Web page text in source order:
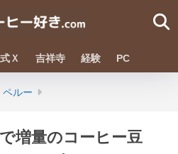
Ｘ 吉祥寺 経験 PC
ペルー
増量のコーヒー豆